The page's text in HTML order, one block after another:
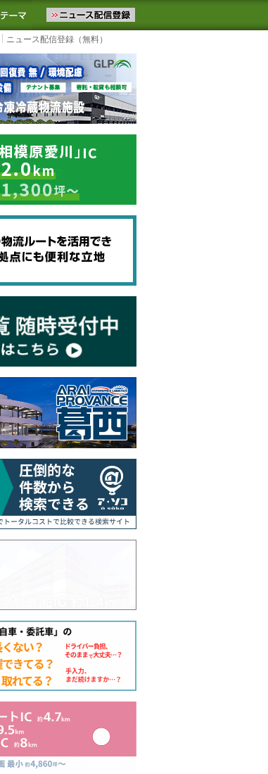
届けします。物流ニュースメール配信を登録す
に追加 よく見るテーマ
ニュース配信登録（無料）